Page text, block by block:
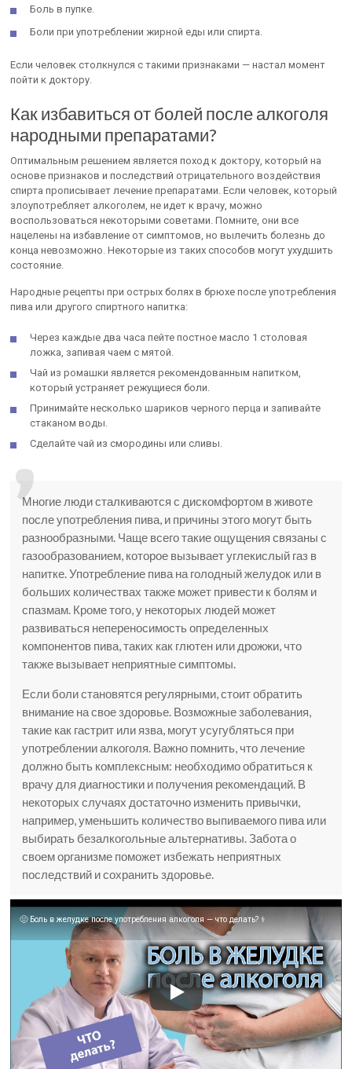
Боль в пупке.
Боли при употреблении жирной еды или спирта.
Если человек столкнулся с такими признаками — настал момент
пойти к доктору.
Как избавиться от болей после алкоголя
народными препаратами?
Оптимальным решением является поход к доктору, который на
основе признаков и последствий отрицательного воздействия
спирта прописывает лечение препаратами. Если человек, который
злоупотребляет алкоголем, не идет к врачу, можно
воспользоваться некоторыми советами. Помните, они все
нацелены на избавление от симптомов, но вылечить болезнь до
конца невозможно. Некоторые из таких способов могут ухудшить
состояние.
Народные рецепты при острых болях в брюхе после употребления
пива или другого спиртного напитка:
Через каждые два часа пейте постное масло 1 столовая
ложка, запивая чаем с мятой.
Чай из ромашки является рекомендованным напитком,
который устраняет режущиеся боли.
Принимайте несколько шариков черного перца и запивайте
стаканом воды.
Сделайте чай из смородины или сливы.
Многие люди сталкиваются с дискомфортом в животе
после употребления пива, и причины этого могут быть
разнообразными. Чаще всего такие ощущения связаны с
газообразованием, которое вызывает углекислый газ в
напитке. Употребление пива на голодный желудок или в
больших количествах также может привести к болям и
спазмам. Кроме того, у некоторых людей может
развиваться непереносимость определенных
компонентов пива, таких как глютен или дрожжи, что
также вызывает неприятные симптомы.
Если боли становятся регулярными, стоит обратить
внимание на свое здоровье. Возможные заболевания,
такие как гастрит или язва, могут усугубляться при
употреблении алкоголя. Важно помнить, что лечение
должно быть комплексным: необходимо обратиться к
врачу для диагностики и получения рекомендаций. В
некоторых случаях достаточно изменить привычки,
например, уменьшить количество выпиваемого пива или
выбирать безалкогольные альтернативы. Забота о
своем организме поможет избежать неприятных
последствий и сохранить здоровье.
🤢 Боль в желудке после употребления алкоголя — что делать? ⚕️